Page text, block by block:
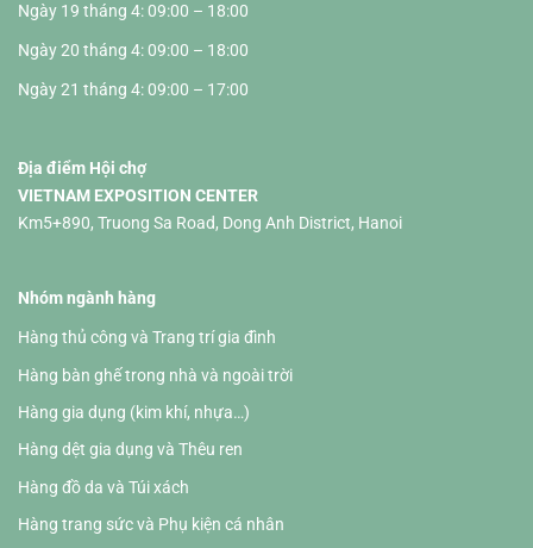
Ngày 19 tháng 4: 09:00 – 18:00
Ngày 20 tháng 4: 09:00 – 18:00
Ngày 21 tháng 4: 09:00 – 17:00
Địa điểm Hội chợ
VIETNAM EXPOSITION CENTER
Km5+890, Truong Sa Road, Dong Anh District, Hanoi
Nhóm ngành hàng
Hàng thủ công và Trang trí gia đình
Hàng bàn ghế trong nhà và ngoài trời
Hàng gia dụng (kim khí, nhựa…)
Hàng dệt gia dụng và Thêu ren
Hàng đồ da và Túi xách
Hàng trang sức và Phụ kiện cá nhân